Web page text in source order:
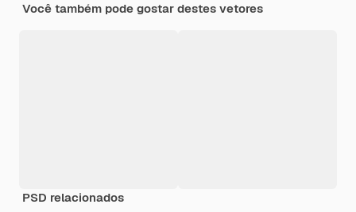
Você também pode gostar destes vetores
PSD relacionados